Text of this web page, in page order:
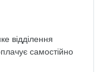
відділення
самостійно